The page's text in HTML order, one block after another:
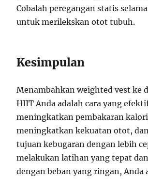
Cobalah peregangan statis
untuk merilekskan otot tubuh.
Kesimpulan
Menambahkan weighted vest ke
HIIT Anda adalah cara yang
meningkatkan pembakaran
meningkatkan kekuatan otot,
tujuan kebugaran dengan lebih
melakukan latihan yang tepat
dengan beban yang ringan, Anda